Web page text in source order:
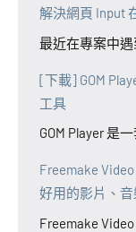
解決網頁 Input
最近在專案中
[下載] GOM
工具
GOM Player 是
Freemake
好用的影片、
Freemake